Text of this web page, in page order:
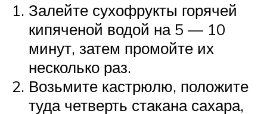
Залейте сухофрукты горячей
кипяченой водой на 5 — 10
минут, затем промойте их
несколько раз.
Возьмите кастрюлю, положите
туда четверть стакана сахара,